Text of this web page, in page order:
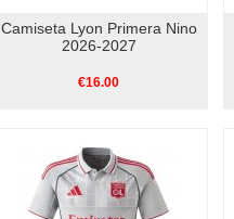
Camiseta Lyon Primera Nino
2026-2027
€16.00